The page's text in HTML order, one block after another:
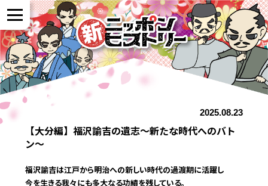
NEWS
2025.08.23
【大分編】福沢諭吉の遺志～新たな時代へのバト
ン～
福沢諭吉は江戸から明治への新しい時代の過渡期に活躍し
今を生きる我々にも多大なる功績を残している。